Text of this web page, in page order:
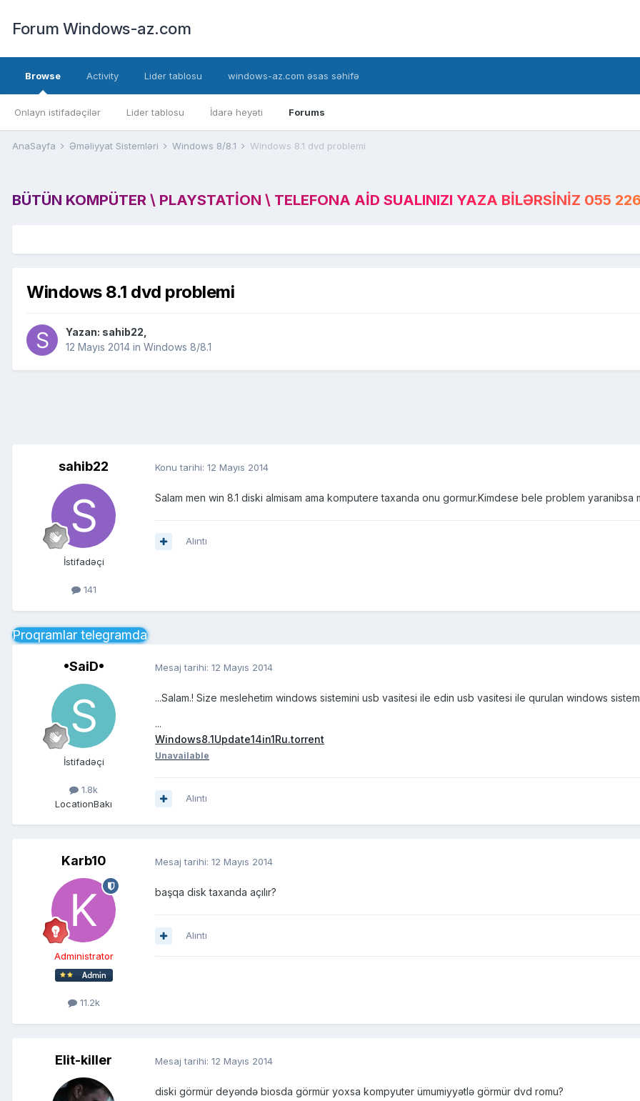
Forum Windows-az.com
Browse
Onlayn istifadəçilər Lider tablosu İdarə heyəti Forums
Activity Lider tablosu windows-az.com əsas səhifə
AnaSayfa Əməliyyat Sistemləri Windows 8/8.1 Windows 8.1 dvd problemi
BÜTÜN KOMPÜTER \ PLAYSTATION \ TELEFONA AID SUALINIZI YAZA BILƏRSINIZ 055
Windows 8.1 dvd problemi
Yazan: sahib22
12 Mayıs 2014 in Windows 8/8.1
sahib22
İstifadəçi
141
Konu tarihi: 12 Mayıs 2014
Salam men win 8.1 diski almisam ama komputere taxanda onu gormur.Kimdese bele problem
Alıntı
Proqramlar telegramda
•SaiD•
İstifadəçi
1.8k
LocationBakı
Mesaj tarihi: 12 Mayıs 2014
...Salam.! Size meslehetim windows sistemini usb vasitesi ile edin usb vasitesi ile qurulan windows
...
Windows8.1Update14in1Ru.torrent
Unavailable
Alıntı
Karb10
Administrator
11.2k
Mesaj tarihi: 12 Mayıs 2014
başqa disk taxanda açılır?
Alıntı
Elit-killer Mesaj tarihi: 12 Mayıs 2014
diski görmür deyəndə biosda görmür yoxsa kompyuter ümumiyyətlə görmür dvd romu?